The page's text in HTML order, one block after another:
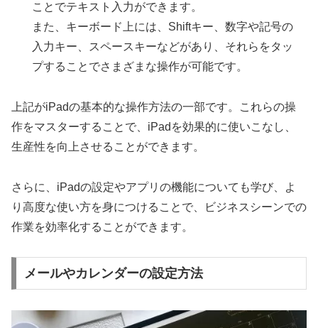
ことでテキスト入力ができます。
また、キーボード上には、Shiftキー、数字や記号の
入力キー、スペースキーなどがあり、それらをタッ
プすることでさまざまな操作が可能です。
上記がiPadの基本的な操作方法の一部です。これらの操
作をマスターすることで、iPadを効果的に使いこなし、
生産性を向上させることができます。
さらに、iPadの設定やアプリの機能についても学び、よ
り高度な使い方を身につけることで、ビジネスシーンでの
作業を効率化することができます。
メールやカレンダーの設定方法